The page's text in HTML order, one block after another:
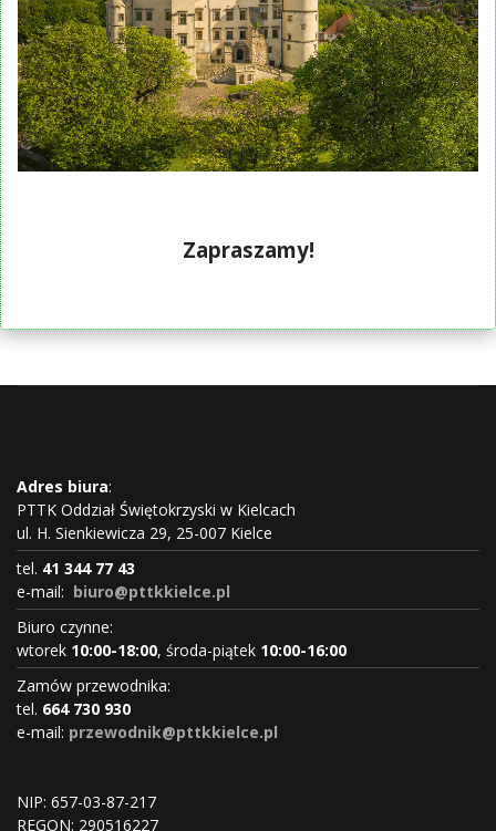
Zapraszamy!
Adres biura:
PTTK Oddział Świętokrzyski w Kielcach
ul. H. Sienkiewicza 29, 25-007 Kielce
tel. 41 344 77 43
e-mail: biuro@pttkkielce.pl
Biuro czynne:
wtorek 10:00-18:00, środa-piątek 10:00-16:00
Zamów przewodnika:
tel. 664 730 930
e-mail: przewodnik@pttkkielce.pl
NIP: 657-03-87-217
REGON: 290516227